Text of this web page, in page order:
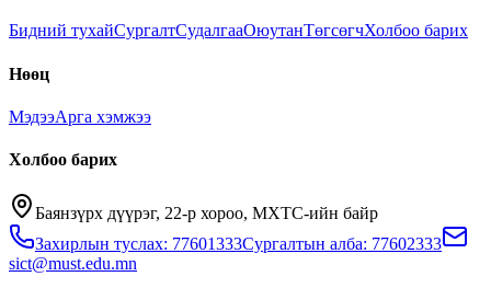
Бидний тухайСургалтСудалгааОюутанТөгсөгчХолбоо барих
Нөөц
МэдээАрга хэмжээ
Холбоо барих
Баянзүрх дүүрэг, 22-р хороо, МХТС-ийн байр
Захирлын туслах: 77601333Сургалтын алба: 77602333
sict@must.edu.mn